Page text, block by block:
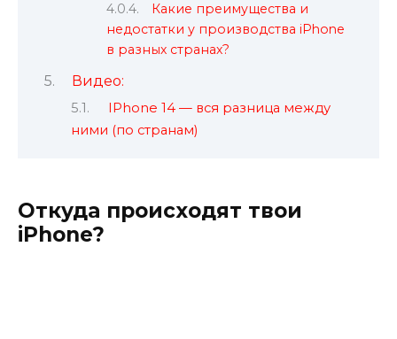
Какие преимущества и
недостатки у производства iPhone
в разных странах?
Видео:
IPhone 14 — вся разница между
ними (по странам)
Откуда происходят твои
iPhone?